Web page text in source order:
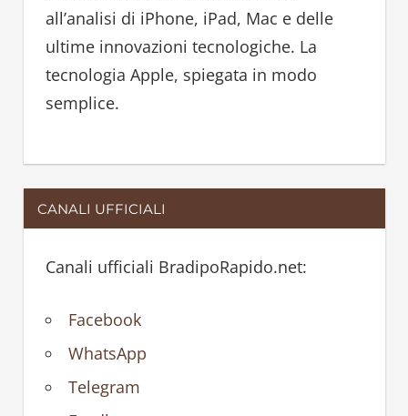
all’analisi di iPhone, iPad, Mac e delle
ultime innovazioni tecnologiche. La
tecnologia Apple, spiegata in modo
semplice.
CANALI UFFICIALI
Canali ufficiali BradipoRapido.net:
Facebook
WhatsApp
Telegram